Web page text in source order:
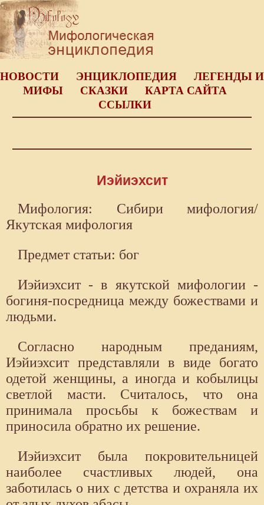
НОВОСТИ ЭНЦИКЛОПЕДИЯ
ЛЕГЕНДЫ И
МИФЫ
СКАЗКИ
КАРТА САЙТА
ССЫЛКИ
Иэйиэхсит
Мифология: Сибири мифология/
Якутская мифология
Предмет статьи: бог
Иэйиэхсит - в якутской мифологии -
богиня-посредница между божествами и
людьми.
Согласно народным преданиям,
Иэйиэхсит представляли в виде богато
одетой женщины, а иногда и кобылицы
светлой масти. Считалось, что она
принимала просьбы к божествам и
приносила обратно их решение.
Иэйиэхсит была покровительницей
наиболее счастливых людей, она
заботилась о них с детства и охраняла их